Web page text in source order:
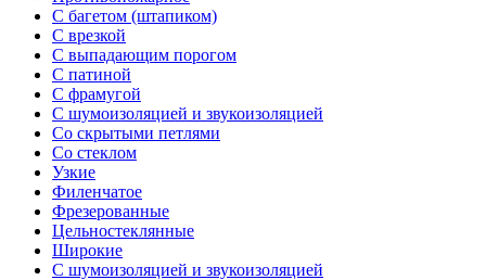
С багетом (штапиком)
С врезкой
С выпадающим порогом
С патиной
С фрамугой
С шумоизоляцией и звукоизоляцией
Со скрытыми петлями
Со стеклом
Узкие
Филенчатое
Фрезерованные
Цельностеклянные
Широкие
С шумоизоляцией и звукоизоляцией